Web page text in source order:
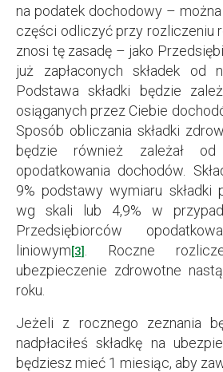
na podatek dochodowy –
części odliczyć przy rozliczeniu
znosi tę zasadę – jako
już zapłaconych składek od
Podstawa składki będzie
osiąganych przez Ciebie
Sposób obliczania składki
będzie również zależał
opodatkowania dochodów.
9% podstawy wymiaru składki
wg skali lub 4,9% w
Przedsiębiorców
liniowym[3]
. Roczne
ubezpieczenie zdrowotne
roku.
Jeżeli z rocznego zeznania
nadpłaciłeś składkę na
będziesz mieć 1 miesiąc, aby